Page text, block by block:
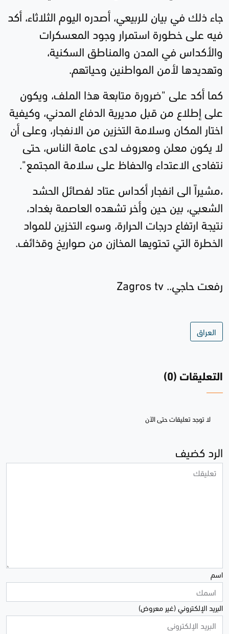
جاء ذلك في بيان للربيعي، أصدره اليوم الثلاثاء، أكد
فيه على خطورة استمرار وجود المعسكرات
والأكداس في المدن والمناطق السكنية،
وتهديدها لأمن المواطنين وحياتهم.
كما أكد على "ضرورة متابعة هذا الملف، ويكون
على إطلاع من قبل مديرية الدفاع المدني، وكيفية
اختار المكان وسلامة التخزين من الانفجار، وعلى أن
لا يكون معلن ومعروف لدى عامة الناس، حتى
نتفادى الاعتداء والحفاظ على سلامة المجتمع".
،مشيراً الى انفجار أكداس عتاد لفصائل الحشد
الشعبي، بين حين وأخر تشهده العاصمة بغداد،
نتيجة ارتفاع درجات الحرارة، وسوء التخزين للمواد
الخطرة التي تحتويها المخازن من صواريخ وقذائف.
رفعت حاجي.. Zagros tv
العراق
التعليقات (0)
لا توجد تعليقات حتى الآن
الرد كضيف
اسم
البريد الإلكتروني (غير معروض)